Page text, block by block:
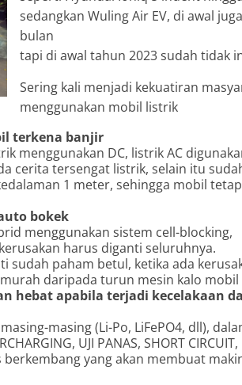
sedangkan Wuling Air EV, di awal
bulan
tapi di awal tahun 2023 sudah tidak
Sering kali menjadi kekuatiran
menggunakan mobil listrik
terkena banjir
menggunakan DC, listrik AC
cerita tersengat listrik, selain itu
1 meter, sehingga mobil
bokek
menggunakan sistem cell-blocking,
harus diganti seluruhnya.
sudah paham betul, ketika ada
daripada turun mesin kalo
hebat apabila terjadi kecelakaan
masing (Li-Po, LiFePO4, dll),
UJI PANAS, SHORT
yang akan membuat